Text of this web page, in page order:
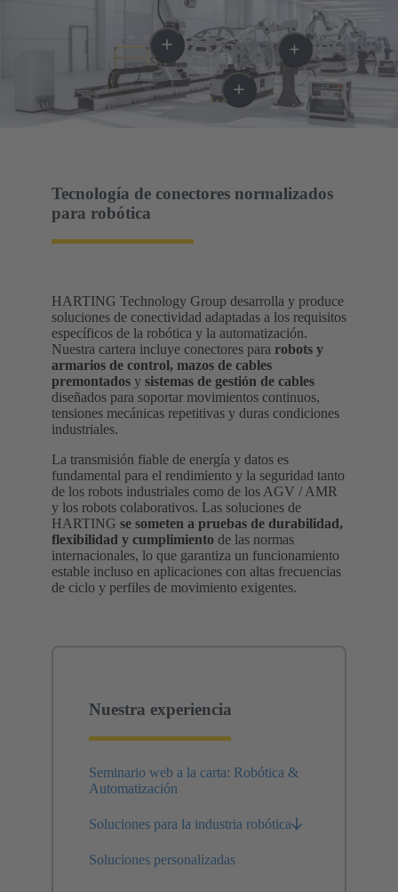
Tecnología de conectores normalizados
para robótica
HARTING Technology Group desarrolla y produce
soluciones de conectividad adaptadas a los requisitos
específicos de la robótica y la automatización.
Nuestra cartera incluye conectores para robots y
armarios de control, mazos de cables
premontados y sistemas de gestión de cables
diseñados para soportar movimientos continuos,
tensiones mecánicas repetitivas y duras condiciones
industriales.
La transmisión fiable de energía y datos es
fundamental para el rendimiento y la seguridad tanto
de los robots industriales como de los AGV / AMR
y los robots colaborativos. Las soluciones de
HARTING se someten a pruebas de durabilidad,
flexibilidad y cumplimiento de las normas
internacionales, lo que garantiza un funcionamiento
estable incluso en aplicaciones con altas frecuencias
de ciclo y perfiles de movimiento exigentes.
Nuestra experiencia
Seminario web a la carta: Robótica &
Automatización
Soluciones para la industria robótica
Soluciones personalizadas